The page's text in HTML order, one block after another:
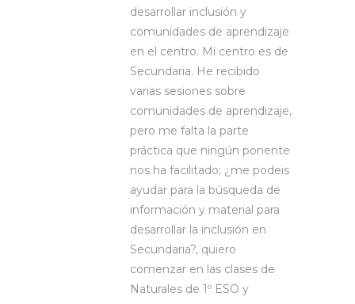
desarrollar inclusión y
comunidades de aprendizaje
en el centro. Mi centro es de
Secundaria. He recibido
varias sesiones sobre
comunidades de aprendizaje,
pero me falta la parte
práctica que ningún ponente
nos ha facilitado; ¿me podeis
ayudar para la búsqueda de
información y material para
desarrollar la inclusión en
Secundaria?, quiero
comenzar en las clases de
Naturales de 1º ESO y